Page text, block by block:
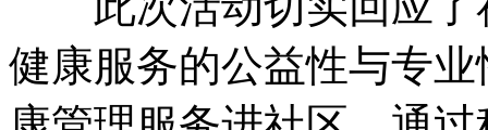
健康服务的公益性与专